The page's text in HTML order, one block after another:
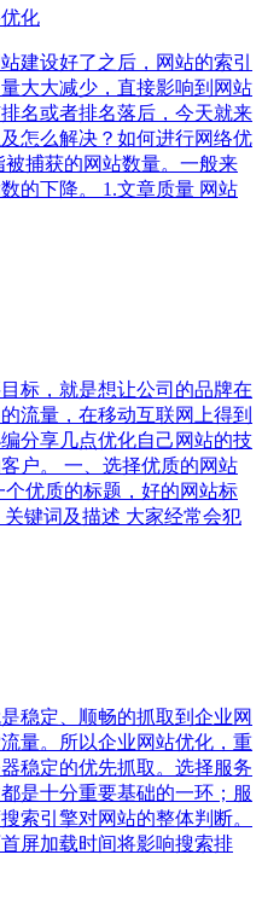
化
建设好了之后，网站的索引
大大减少，直接影响到网站
名或者排名落后，今天就来
怎么解决？如何进行网络优
捕获的网站数量。一般来
的下降。 1.文章质量 网站
标，就是想让公司的品牌在
流量，在移动互联网上得到
分享几点优化自己网站的技
户。 一、选择优质的网站
优质的标题，好的网站标
键词及描述 大家经常会犯
稳定、顺畅的抓取到企业网
量。所以企业网站优化，重
稳定的优先抓取。选择服务
是十分重要基础的一环；服
索引擎对网站的整体判断。
屏加载时间将影响搜索排